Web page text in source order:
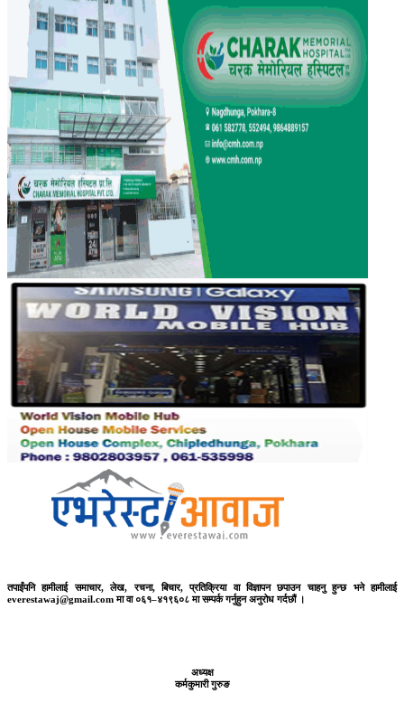
तपाईंपनि हामीलाई समाचार, लेख, रचना, बिचार, प्रतिक्रिया वा विज्ञापन छपाउन चाहनु हुन्छ भने हामीलाई
everestawaj@gmail.com मा वा ०६१–४१९६०८ मा सम्पर्क गर्नुहुन अनुरोध गर्दछौं ।
अध्यक्ष
कर्मकुमारी गुरुङ